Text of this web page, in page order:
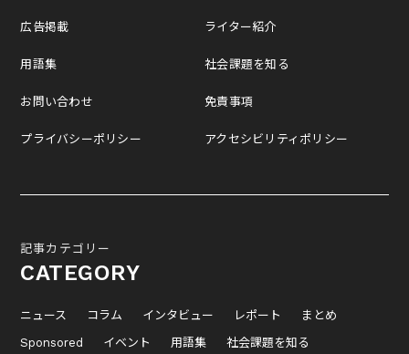
広告掲載
用語集
お問い合わせ
プライバシーポリシー
ライター紹介
社会課題を知る
免責事項
アクセシビリティポリシー
記事カテゴリー
CATEGORY
ニュース コラム インタビュー レポート
まとめ
Sponsored
イベント 用語集 社会課題を知る